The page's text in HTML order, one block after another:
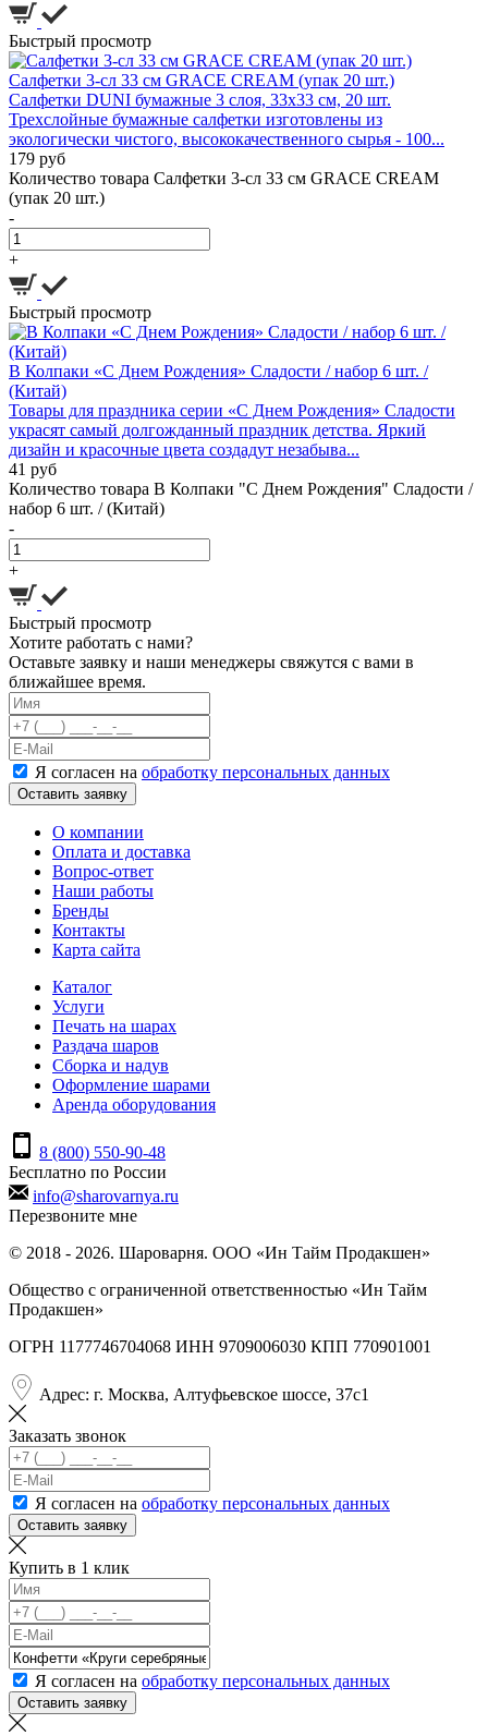
Быстрый просмотр
Салфетки 3-сл 33 см GRACE CREAM (упак 20 шт.)
Салфетки DUNI бумажные 3 слоя, 33х33 см, 20 шт.
Трехслойные бумажные салфетки изготовлены из
экологически чистого, высококачественного сырья - 100...
179 руб
Количество товара Салфетки 3-сл 33 см GRACE CREAM
(упак 20 шт.)
-
+
Быстрый просмотр
В Колпаки «С Днем Рождения» Сладости / набор 6 шт. /
(Китай)
Товары для праздника серии «С Днем Рождения» Сладости
украсят самый долгожданный праздник детства. Яркий
дизайн и красочные цвета создадут незабыва...
41 руб
Количество товара В Колпаки "С Днем Рождения" Сладости /
набор 6 шт. / (Китай)
-
+
Быстрый просмотр
Хотите работать с нами?
Оставьте заявку и наши менеджеры свяжутся с вами в
ближайшее время.
Я согласен на обработку персональных данных
Оставить заявку
О компании
Оплата и доставка
Вопрос-ответ
Наши работы
Бренды
Контакты
Карта сайта
Каталог
Услуги
Печать на шарах
Раздача шаров
Сборка и надув
Оформление шарами
Аренда оборудования
8 (800) 550-90-48
Бесплатно по России
info@sharovarnya.ru
Перезвоните мне
© 2018 - 2026. Шароварня. ООО «Ин Тайм Продакшен»
Общество с ограниченной ответственностью «Ин Тайм
Продакшен»
ОГРН 1177746704068 ИНН 9709006030 КПП 770901001
Адрес: г. Москва, Алтуфьевское шоссе, 37с1
Заказать звонок
Я согласен на обработку персональных данных
Оставить заявку
Купить в 1 клик
Я согласен на обработку персональных данных
Оставить заявку